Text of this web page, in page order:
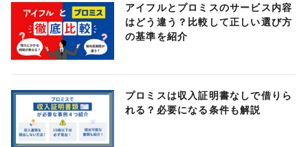
アイフルとプロミスのサービス内容
はどう違う？比較して正しい選び方
の基準を紹介
プロミスは収入証明書なしで借りら
れる？必要になる条件も解説